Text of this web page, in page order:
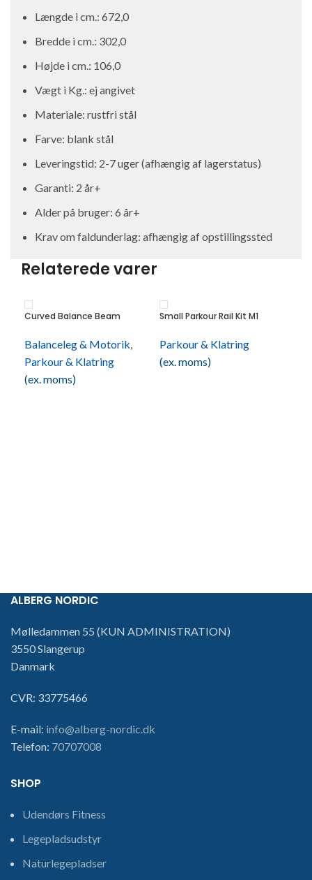
Længde i cm.: 672,0
Bredde i cm.: 302,0
Højde i cm.: 106,0
Vægt i Kg.: ej angivet
Materiale: rustfri stål
Farve: blank stål
Leveringstid: 2-7 uger (afhængig af lagerstatus)
Garanti: 2 år+
Alder på bruger: 6 år+
Krav om faldunderlag: afhængig af opstillingssted
Relaterede varer
Curved Balance Beam
Balanceleg & Motorik,
Parkour & Klatring
(ex. moms)
Small Parkour Rail Kit M1
Parkour & Klatring
(ex. moms)
ALBERG NORDIC
​Mølledammen 55 (KUN ADMINISTRATION)
3550 Slangerup
Danmark
CVR: 33775466
E-mail: info@alberg-nordic.dk
Telefon: 70707008
SHOP
Udendørs Fitness
Legepladsudstyr
Naturlegepladser